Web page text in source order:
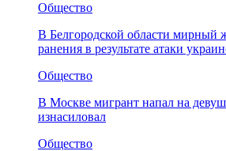
Общество
В Белгородской области мирный
ранения в результате атаки
Общество
В Москве мигрант напал на
изнасиловал
Общество